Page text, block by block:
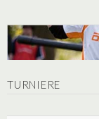
TURNIERE